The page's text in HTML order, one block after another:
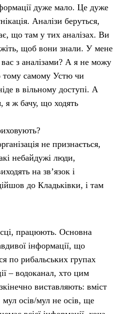
дуже мало. Це дуже
Аналізи беруться,
що там у тих аналізах. Ви
щоб вони знали. У мене
з аналізами? А я не можу
тому самому Устю чи
в вільному доступі. А
я ж бачу, що ходять
не признається,
небайдужі люди,
на зв’язок і
до Кладьківки, і там
працюють. Основна
інформації, що
по рибальських групах
– водоканал, хто цим
виставляють: вміст
осів/мул не осів, ще